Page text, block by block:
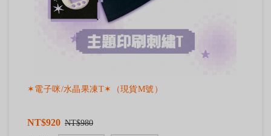
✶電子咪/水晶果凍T✶（現貨M號）
NT$920 NT$980